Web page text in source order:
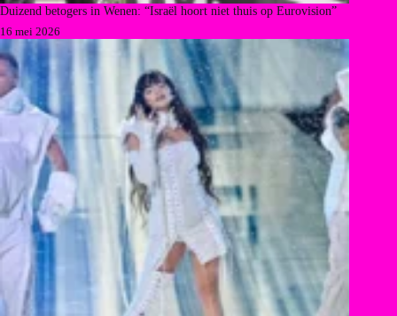
Duizend betogers in Wenen: “Israël hoort niet thuis op Eurovision”
16 mei 2026